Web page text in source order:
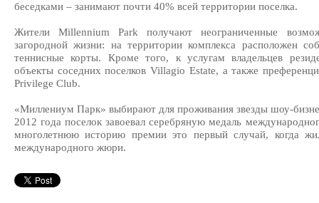
беседками – занимают почти 40% всей территории поселка.
Жители Millennium Park получают неограниченные
загородной жизни: на территории комплекса расположен
теннисные корты. Кроме того, к услугам владельцев
объекты соседних поселков Villagio Estate, а также
Privilege Club.
«Миллениум Парк» выбирают для проживания звезды шоу-
2012 года поселок завоевал серебряную медаль
многолетнюю историю премии это первый случай, когда
международного жюри.